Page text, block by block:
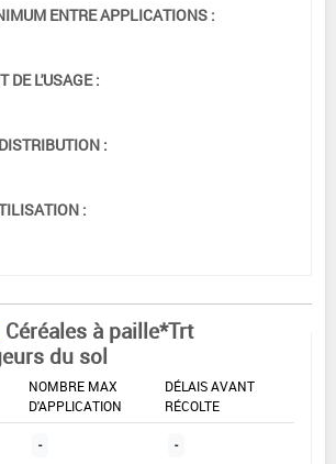
ENTRE APPLICATIONS :
DE L'USAGE :
:
:
Céréales à paille*Trt
du sol
NOMBRE MAX
D'APPLICATION
DÉLAIS AVANT
RÉCOLTE
- -